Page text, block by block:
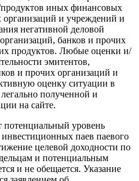
продуктов иных финансовых
организаций и учреждений и
негативной деловой
банков и прочих
продуктов. Любые оценки и/
эмитентов,
и прочих организаций и
оценку ситуации в
полученной и
на сайте.
потенциальный уровень
инвестиционных паев паевого
целевой доходности по
и потенциальным
и не обещается. Указание